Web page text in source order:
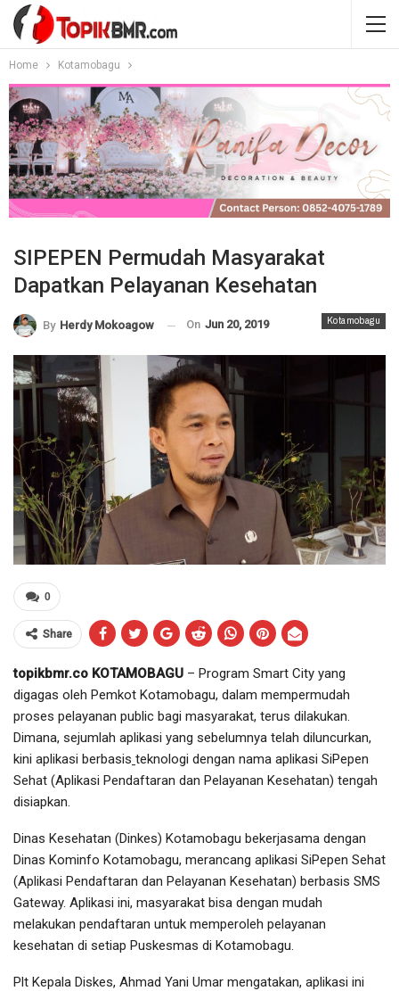
Home Kotamobagu
SIPEPEN Permudah Masyarakat
Dapatkan Pelayanan Kesehatan
Kotamobagu
By Herdy Mokoagow On Jun 20, 2019
0
Share
topikbmr.co KOTAMOBAGU – Program Smart City yang
digagas oleh Pemkot Kotamobagu, dalam mempermudah
proses pelayanan public bagi masyarakat, terus dilakukan.
Dimana, sejumlah aplikasi yang sebelumnya telah diluncurkan,
kini aplikasi berbasis teknologi dengan nama aplikasi SiPepen
Sehat (Aplikasi Pendaftaran dan Pelayanan Kesehatan) tengah
disiapkan.
Dinas Kesehatan (Dinkes) Kotamobagu bekerjasama dengan
Dinas Kominfo Kotamobagu, merancang aplikasi SiPepen Sehat
(Aplikasi Pendaftaran dan Pelayanan Kesehatan) berbasis SMS
Gateway. Aplikasi ini, masyarakat bisa dengan mudah
melakukan pendaftaran untuk memperoleh pelayanan
kesehatan di setiap Puskesmas di Kotamobagu.
Plt Kepala Diskes, Ahmad Yani Umar mengatakan, aplikasi ini